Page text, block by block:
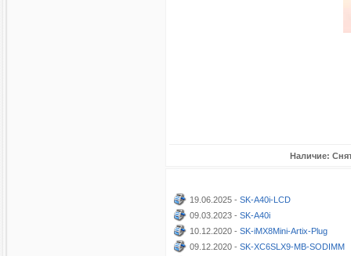
Наличие:
19.06.2025 - SK-A40i-LCD
09.03.2023 - SK-A40i
10.12.2020 - SK-iMX8Mini-Artix-Plug
09.12.2020 - SK-XC6SLX9-MB-SODIMM